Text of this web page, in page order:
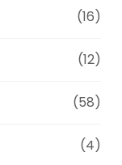
(16)
(12)
(58)
(4)